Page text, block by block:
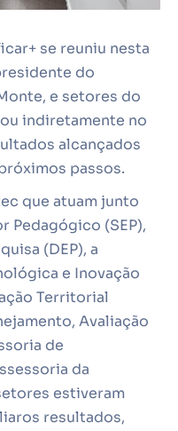
se reuniu nesta
do
e setores do
indiretamente no
alcançados
passos.
que atuam junto
Pedagógico (SEP),
(DEP), a
e Inovação
Territorial
Avaliação
de
da
estiveram
resultados,